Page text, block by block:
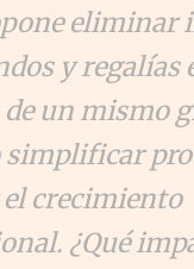
eliminar
y regalías
de un mismo
simplificar
crecimiento
¿Qué